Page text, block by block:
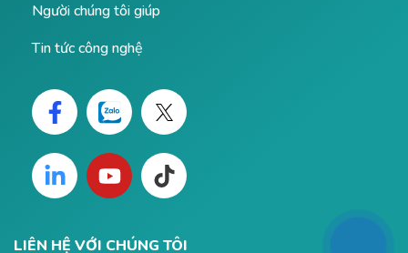
Người chúng tôi giúp
Tin tức công nghệ
LIÊN HỆ VỚI CHÚNG TÔI